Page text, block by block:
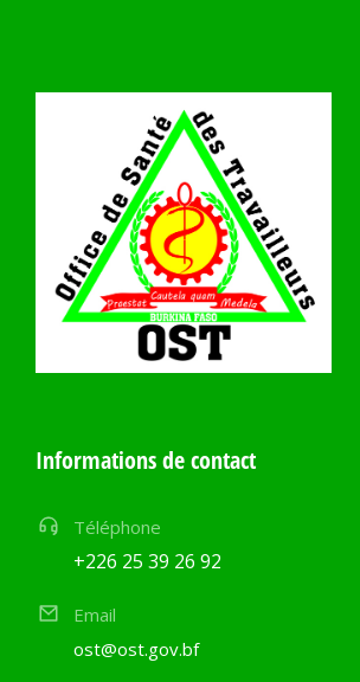
Informations de contact
Téléphone
+226 25 39 26 92
Email
ost@ost.gov.bf